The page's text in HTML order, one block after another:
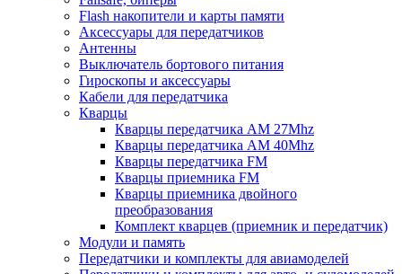
Flash накопители и карты памяти
Аксессуары для передатчиков
Антенны
Выключатель бортового питания
Гироскопы и аксессуары
Кабели для передатчика
Кварцы
Кварцы передатчика AM 27Mhz
Кварцы передатчика AM 40Mhz
Кварцы передатчика FM
Кварцы приемника FM
Кварцы приемника двойного
преобразования
Комплект кварцев (приемник и передатчик)
Модули и память
Передатчики и комплекты для авиамоделей